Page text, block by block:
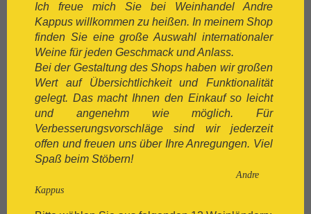
[:. Dornfelder
[:. Gamay
[:. Garganega
[:. Garnacha
[:. Gavi
[:. Gewürztraminer
[:. Graciano
[:. grauer Burgunder
[:. Grenache
[:. Grüner Veltliner
[:. Gutedel
[:. Lemberger
Ich freue mich Sie bei Weinhandel Andre
Kappus willkommen zu heißen. In meinem Shop
finden Sie eine große Auswahl internationaler
Weine für jeden Geschmack und Anlass.
Bei der Gestaltung des Shops haben wir großen
Wert auf Übersichtlichkeit und Funktionalität
gelegt. Das macht Ihnen den Einkauf so leicht
und angenehm wie möglich. Für
Verbesserungsvorschläge sind wir jederzeit
offen und freuen uns über Ihre Anregungen. Viel
Spaß beim Stöbern!
Andre
Kappus